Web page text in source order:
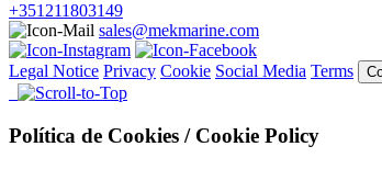
+351211803149
sales@mekmarine.com
Legal Notice Privacy Cookie Social Media Terms
Política de Cookies / Cookie Policy